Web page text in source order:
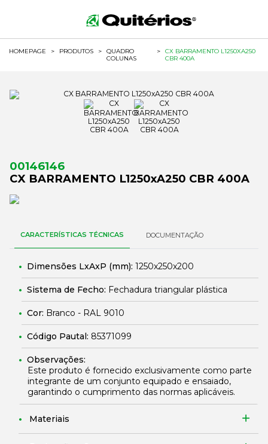
HOMEPAGE > PRODUTOS >
QUADRO
COLUNAS
>
CX BARRAMENTO L1250XA250
CBR 400A
00146146
CX BARRAMENTO L1250xA250 CBR 400A
CARACTERÍSTICAS TÉCNICAS DOCUMENTAÇÃO
Dimensões LxAxP (mm): 1250x250x200
Sistema de Fecho: Fechadura triangular plástica
Cor: Branco - RAL 9010
Código Pautal: 85371099
Observações:
Este produto é fornecido exclusivamente como parte
integrante de um conjunto equipado e ensaiado,
garantindo o cumprimento das normas aplicáveis.
Materiais